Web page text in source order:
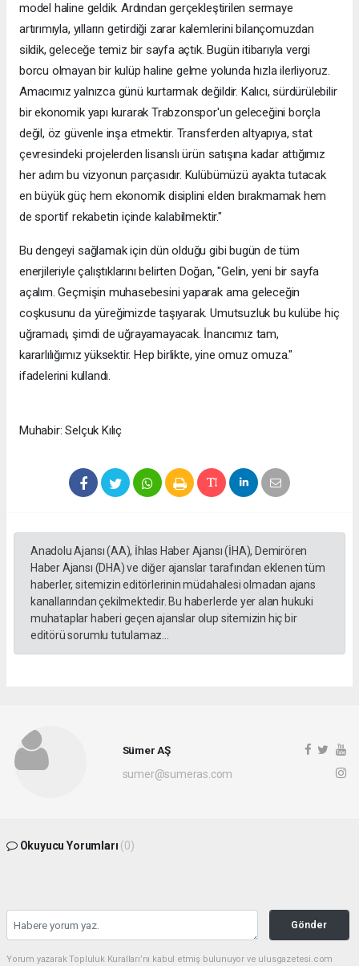
model haline geldik. Ardından gerçekleştirilen sermaye
artırımıyla, yılların getirdiği zarar kalemlerini bilançomuzdan
sildik, geleceğe temiz bir sayfa açtık. Bugün itibarıyla vergi
borcu olmayan bir kulüp haline gelme yolunda hızla ilerliyoruz.
Amacımız yalnızca günü kurtarmak değildir. Kalıcı, sürdürülebilir
bir ekonomik yapı kurarak Trabzonspor'un geleceğini borçla
değil, öz güvenle inşa etmektir. Transferden altyapıya, stat
çevresindeki projelerden lisanslı ürün satışına kadar attığımız
her adım bu vizyonun parçasıdır. Kulübümüzü ayakta tutacak
en büyük güç hem ekonomik disiplini elden bırakmamak hem
de sportif rekabetin içinde kalabilmektir."
Bu dengeyi sağlamak için dün olduğu gibi bugün de tüm
enerjileriyle çalıştıklarını belirten Doğan, "Gelin, yeni bir sayfa
açalım. Geçmişin muhasebesini yaparak ama geleceğin
coşkusunu da yüreğimizde taşıyarak. Umutsuzluk bu kulübe hiç
uğramadı, şimdi de uğrayamayacak. İnancımız tam,
kararlılığımız yüksektir. Hep birlikte, yine omuz omuza."
ifadelerini kullandı.
Muhabir: Selçuk Kılıç
Anadolu Ajansı (AA), İhlas Haber Ajansı (İHA), Demirören
Haber Ajansı (DHA) ve diğer ajanslar tarafından eklenen tüm
haberler, sitemizin editörlerinin müdahalesi olmadan ajans
kanallarından çekilmektedir. Bu haberlerde yer alan hukuki
muhataplar haberi geçen ajanslar olup sitemizin hiç bir
editörü sorumlu tutulamaz...
Sümer AŞ
sumer@sumeras.com
Okuyucu Yorumları (0)
Gönder
Yorum yazarak Topluluk Kuralları’nı kabul etmiş bulunuyor ve ulusgazetesi.com